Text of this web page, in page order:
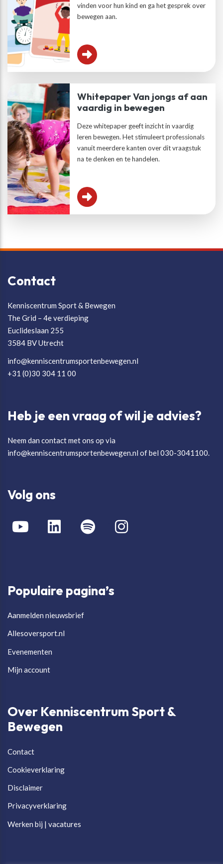
vinden voor hun kind en ga het gesprek over
bewegen aan.
Whitepaper Van jongs af aan
vaardig in bewegen
Deze whitepaper geeft inzicht in vaardig
leren bewegen. Het stimuleert professionals
vanuit meerdere kanten over dit vraagstuk
na te denken en te handelen.
Contact
Kenniscentrum Sport & Bewegen
The Grid – 4e verdieping
Euclideslaan 255
3584 BV Utrecht
info@kenniscentrumsportenbewegen.nl
+31 (0)30 304 11 00
Heb je een vraag of wil je advies?
Neem dan contact met ons op via
info@kenniscentrumsportenbewegen.nl of bel 030-3041100.
Volg ons
Populaire pagina’s
Aanmelden nieuwsbrief
Allesoversport.nl
Evenementen
Mijn account
Over Kenniscentrum Sport &
Bewegen
Contact
Cookieverklaring
Disclaimer
Privacyverklaring
Werken bij | vacatures